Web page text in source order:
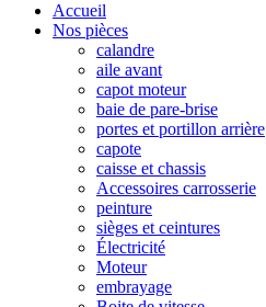
Accueil
Nos pièces
calandre
aile avant
capot moteur
baie de pare-brise
portes et portillon arrière
capote
caisse et chassis
Accessoires carrosserie
peinture
sièges et ceintures
Électricité
Moteur
embrayage